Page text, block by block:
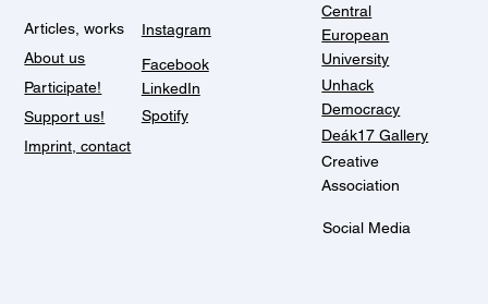
Articles, works
About us
Participate!
Support us!
Imprint, contact
Instagram
Facebook
LinkedIn
Spotify
Central
European
University
Unhack
Democracy
Deák17 Gallery
Creative
Association
Social Media